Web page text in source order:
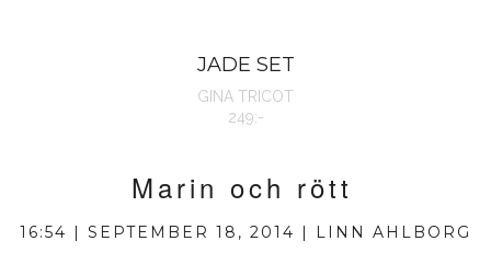
JADE SET
GINA TRICOT
249:-
Marin och rött
16:54 | SEPTEMBER 18, 2014 | LINN AHLBORG